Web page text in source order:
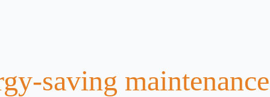
saving maintenance